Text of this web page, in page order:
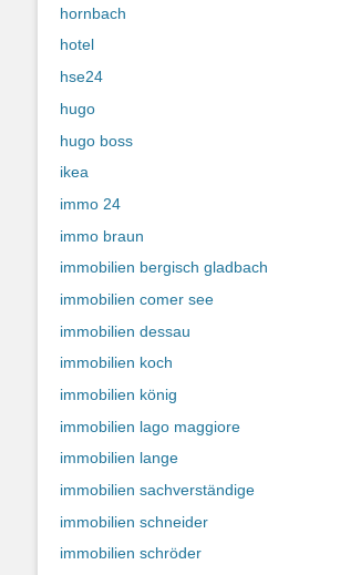
hornbach
hotel
hse24
hugo
hugo boss
ikea
immo 24
immo braun
immobilien bergisch gladbach
immobilien comer see
immobilien dessau
immobilien koch
immobilien könig
immobilien lago maggiore
immobilien lange
immobilien sachverständige
immobilien schneider
immobilien schröder